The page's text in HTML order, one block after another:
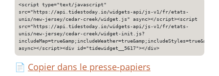
<script type="text/javascript"
src="https://api.tidestoday.io/widgets-api/js-v1/fr/etats-
unis/new-jersey/cedar-creek/widget.js" async></script><script
src="https://api.tidestoday.io/widgets-api/js-v1/fr/etats-
unis/new-jersey/cedar-creek/widget-init.js?
async></script><div id="tidewidget__5617"></div>
📄 Copier dans le presse-papiers